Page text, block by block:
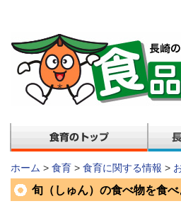
ホーム > 食育 > 食育に関する情報 >
旬（しゅん）の食べ物を食べ